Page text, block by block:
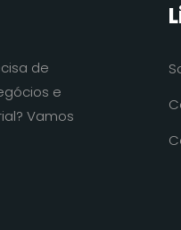
de
e
Vamos